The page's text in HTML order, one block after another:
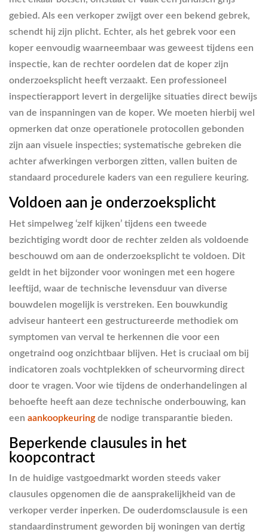
gebied. Als een verkoper zwijgt over een bekend gebrek,
schendt hij zijn plicht. Echter, als het gebrek voor een
koper eenvoudig waarneembaar was geweest tijdens een
inspectie, kan de rechter oordelen dat de koper zijn
onderzoeksplicht heeft verzaakt. Een professioneel
inspectierapport levert in dergelijke situaties direct bewijs
van de inspanningen van de koper. We moeten hierbij wel
opmerken dat onze operationele protocollen gebonden
zijn aan visuele inspecties; systematische gebreken die
achter afwerkingen verborgen zitten, vallen buiten de
standaard procedurele kaders van een reguliere keuring.
Voldoen aan je onderzoeksplicht
Het simpelweg ‘zelf kijken’ tijdens een tweede
bezichtiging wordt door de rechter zelden als voldoende
beschouwd om aan de onderzoeksplicht te voldoen. Dit
geldt in het bijzonder voor woningen met een hogere
leeftijd, waar de technische levensduur van diverse
bouwdelen mogelijk is verstreken. Een bouwkundig
adviseur hanteert een gestructureerde methodiek om
symptomen van verval te herkennen die voor een
ongetraind oog onzichtbaar blijven. Het is cruciaal om bij
indicatoren zoals vochtplekken of scheurvorming direct
door te vragen. Voor wie tijdens de onderhandelingen al
behoefte heeft aan deze technische onderbouwing, kan
een aankoopkeuring de nodige transparantie bieden.
Beperkende clausules in het
koopcontract
In de huidige vastgoedmarkt worden steeds vaker
clausules opgenomen die de aansprakelijkheid van de
verkoper verder inperken. De ouderdomsclausule is een
standaardinstrument geworden bij woningen van dertig